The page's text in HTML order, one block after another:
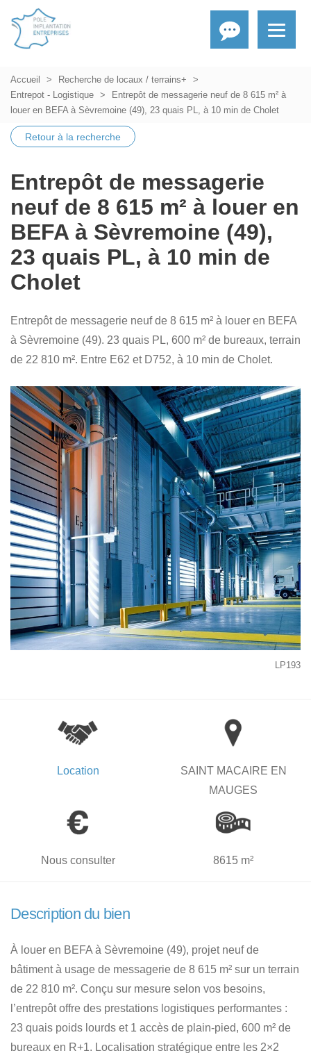
Accueil
Recherche de locaux / terrains+
Entrepot - Logistique
Entrepôt de messagerie neuf de 8 615 m² à
louer en BEFA à Sèvremoine (49), 23 quais PL, à 10 min de Cholet
Retour à la recherche
Entrepôt de messagerie
neuf de 8 615 m² à louer en
BEFA à Sèvremoine (49),
23 quais PL, à 10 min de
Cholet
Entrepôt de messagerie neuf de 8 615 m² à louer en BEFA
à Sèvremoine (49). 23 quais PL, 600 m² de bureaux, terrain
de 22 810 m². Entre E62 et D752, à 10 min de Cholet.
LP193
Location
SAINT MACAIRE EN
MAUGES
Nous consulter 8615 m²
Description du bien
À louer en BEFA à Sèvremoine (49), projet neuf de
bâtiment à usage de messagerie de 8 615 m² sur un terrain
de 22 810 m². Conçu sur mesure selon vos besoins,
l’entrepôt offre des prestations logistiques performantes :
23 quais poids lourds et 1 accès de plain-pied, 600 m² de
bureaux en R+1. Localisation stratégique entre les 2×2